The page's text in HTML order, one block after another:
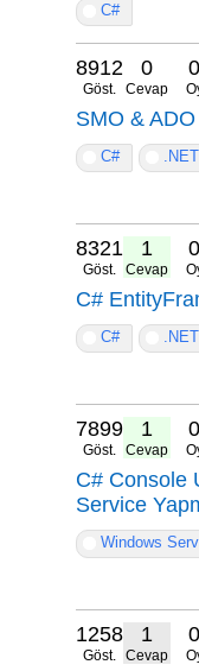
C#
8912
Göst.
0
Cevap
0
SMO &
C#
8321
Göst.
1
Cevap
0
C#
C#
7899
Göst.
1
Cevap
0
C# Console
Service
Windows
12580
Göst.
1
Cevap
0